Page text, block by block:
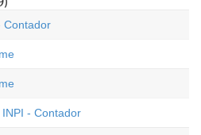
Contador
- Contador